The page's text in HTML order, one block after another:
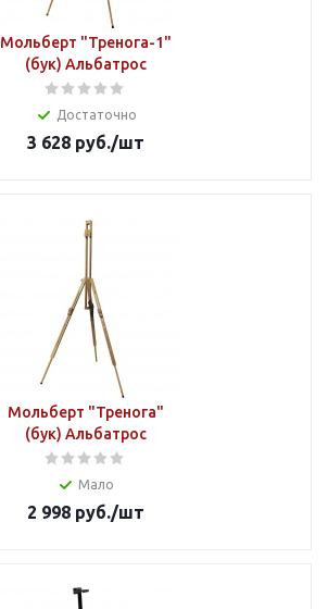
Мольберт "Тренога-1"
(бук) Альбатрос
Достаточно
3 628руб./шт
Мольберт "Тренога"
(бук) Альбатрос
Мало
2 998руб./шт